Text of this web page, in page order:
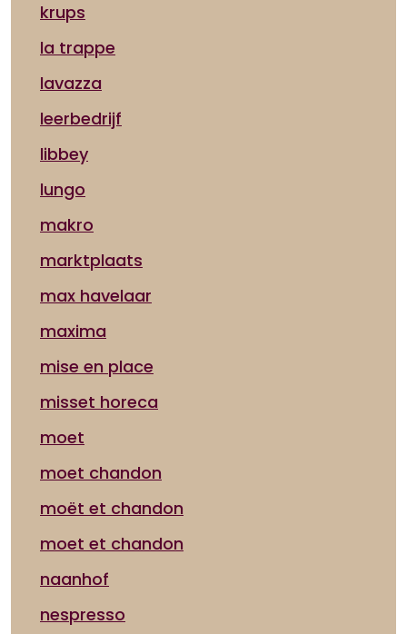
krups
la trappe
lavazza
leerbedrijf
libbey
lungo
makro
marktplaats
max havelaar
maxima
mise en place
misset horeca
moet
moet chandon
moët et chandon
moet et chandon
naanhof
nespresso